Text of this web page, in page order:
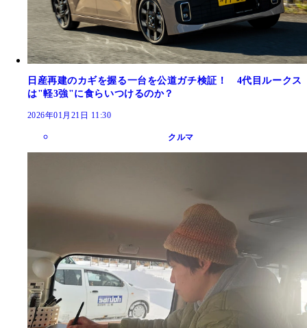
日産再建のカギを握る一台を公道ガチ検証！ 4代目ルークス
は"軽3強"に食らいつけるのか？
2026年01月21日 11:30
クルマ